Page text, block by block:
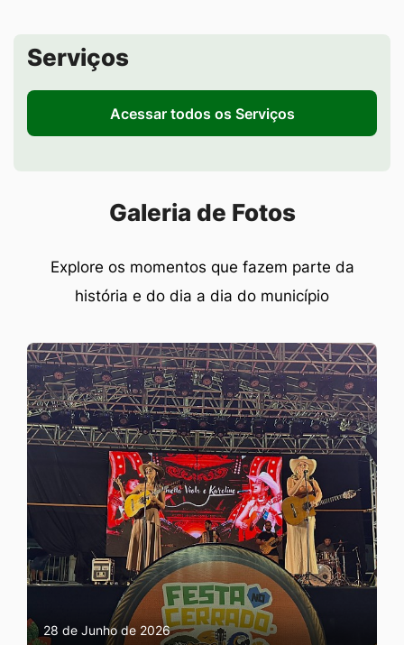
Seção de Serviços
Serviços
Acessar todos os Serviços
Seção Galeria de Fotos
Galeria de Fotos
Explore os momentos que fazem parte da
história e do dia a dia do município
28 de Junho de 2026